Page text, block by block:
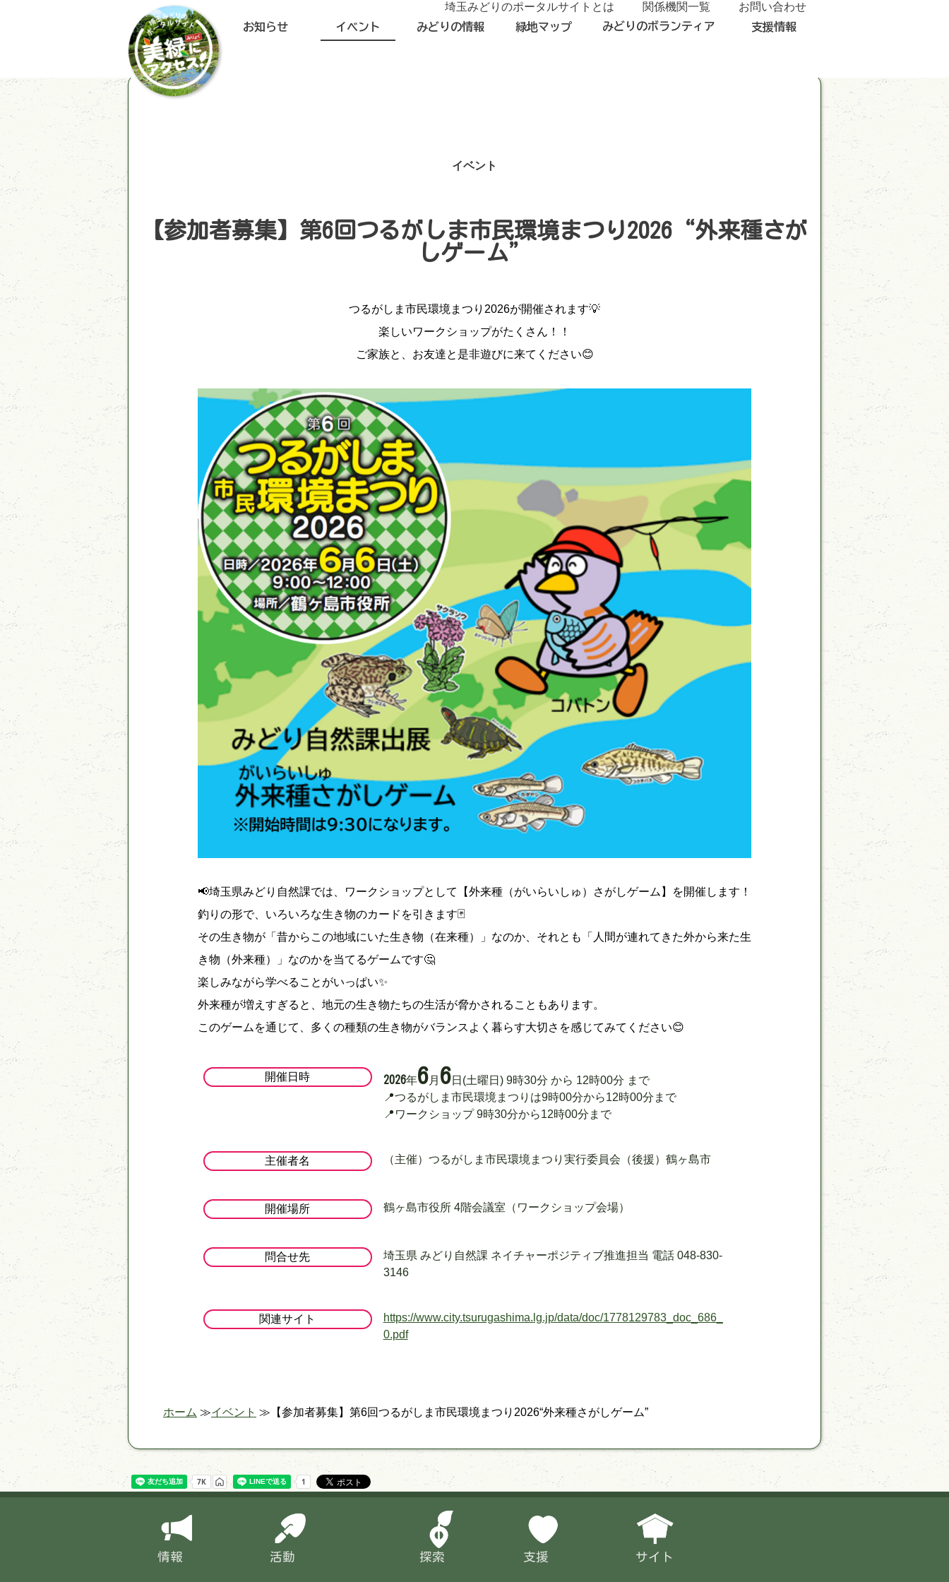
埼玉みどりのポータルサイトとは 関係機関一覧 お問い合わせ
お知らせ イベント みどりの情報 緑地マップ みどりのボランティア 支援情報
イベント
【参加者募集】第6回つるがしま市民環境まつり2026“外来種さが
しゲーム”
つるがしま市民環境まつり2026が開催されます💡
楽しいワークショップがたくさん！！
ご家族と、お友達と是非遊びに来てください😊
📢埼玉県みどり自然課では、ワークショップとして【外来種（がいらいしゅ）さがしゲーム】を開催します！
釣りの形で、いろいろな生き物のカードを引きます🃏
その生き物が「昔からこの地域にいた生き物（在来種）」なのか、それとも「人間が連れてきた外から来た生
き物（外来種）」なのかを当てるゲームです🤔
楽しみながら学べることがいっぱい✨
外来種が増えすぎると、地元の生き物たちの生活が脅かされることもあります。
このゲームを通じて、多くの種類の生き物がバランスよく暮らす大切さを感じてみてください😊
開催日時 2026年6月 6日 (土曜日) 9時30分 から 12時00分 まで
📍つるがしま市民環境まつりは9時00分から12時00分まで
📍ワークショップ 9時30分から12時00分まで
主催者名 （主催）つるがしま市民環境まつり実行委員会（後援）鶴ヶ島市
開催場所 鶴ヶ島市役所 4階会議室（ワークショップ会場）
問合せ先
埼玉県 みどり自然課 ネイチャーポジティブ推進担当 電話 048-830-
3146
関連サイト
https://www.city.tsurugashima.lg.jp/data/doc/1778129783_doc_686_
0.pdf
ホーム イベント 【参加者募集】第6回つるがしま市民環境まつり2026“外来種さがしゲーム”
情報 活動 探索 支援 サイト